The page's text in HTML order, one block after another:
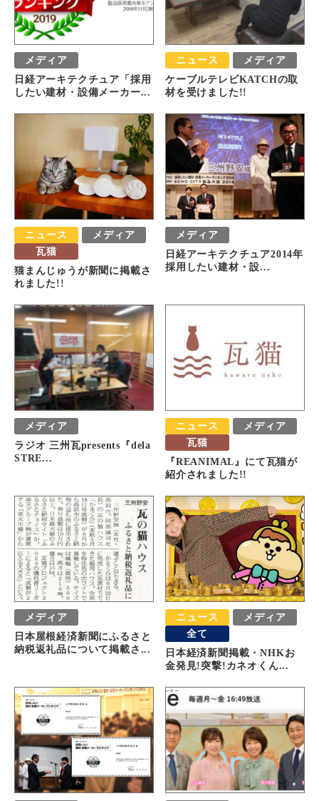
メディア
日経アーキテクチュア「採用
したい建材・設備メーカー...
ニュース メディア
ケーブルテレビKATCHの取
材を受けました!!
ニュース
メディア
瓦猫
猫まんじゅうが新聞に掲載さ
れました!!
メディア
日経アーキテクチュア2014年
採用したい建材・設...
メディア
ラジオ 三州瓦presents『dela
STRE...
ニュース
メディア
瓦猫
『REANIMAL』にて瓦猫が
紹介されました!!
メディア
日本屋根経済新聞にふるさと
納税返礼品について掲載さ...
ニュース
メディア
全て
日本経済新聞掲載・NHKお
金発見!突撃!カネオくん...